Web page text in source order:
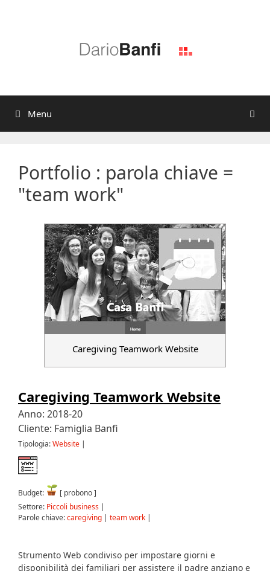
Menu
Portfolio : parola chiave =
"team work"
Caregiving Teamwork Website
Caregiving Teamwork Website
Anno: 2018-20
Cliente: Famiglia Banfi
Tipologia:Website |
Budget:
[ probono ]
Settore: Piccoli business |
Parole chiave:caregiving | team work |
Strumento Web condiviso per impostare giorni e
disponibilità dei familiari per assistere il padre anziano e